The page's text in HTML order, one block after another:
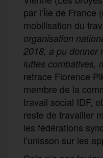
par l’Île de France
mobilisation du
organisation
2018, a pu donner
luttes combatives,
retrace Florence
membre de la
travail social IDF,
reste de travailler
les fédérations
l’unisson sur les